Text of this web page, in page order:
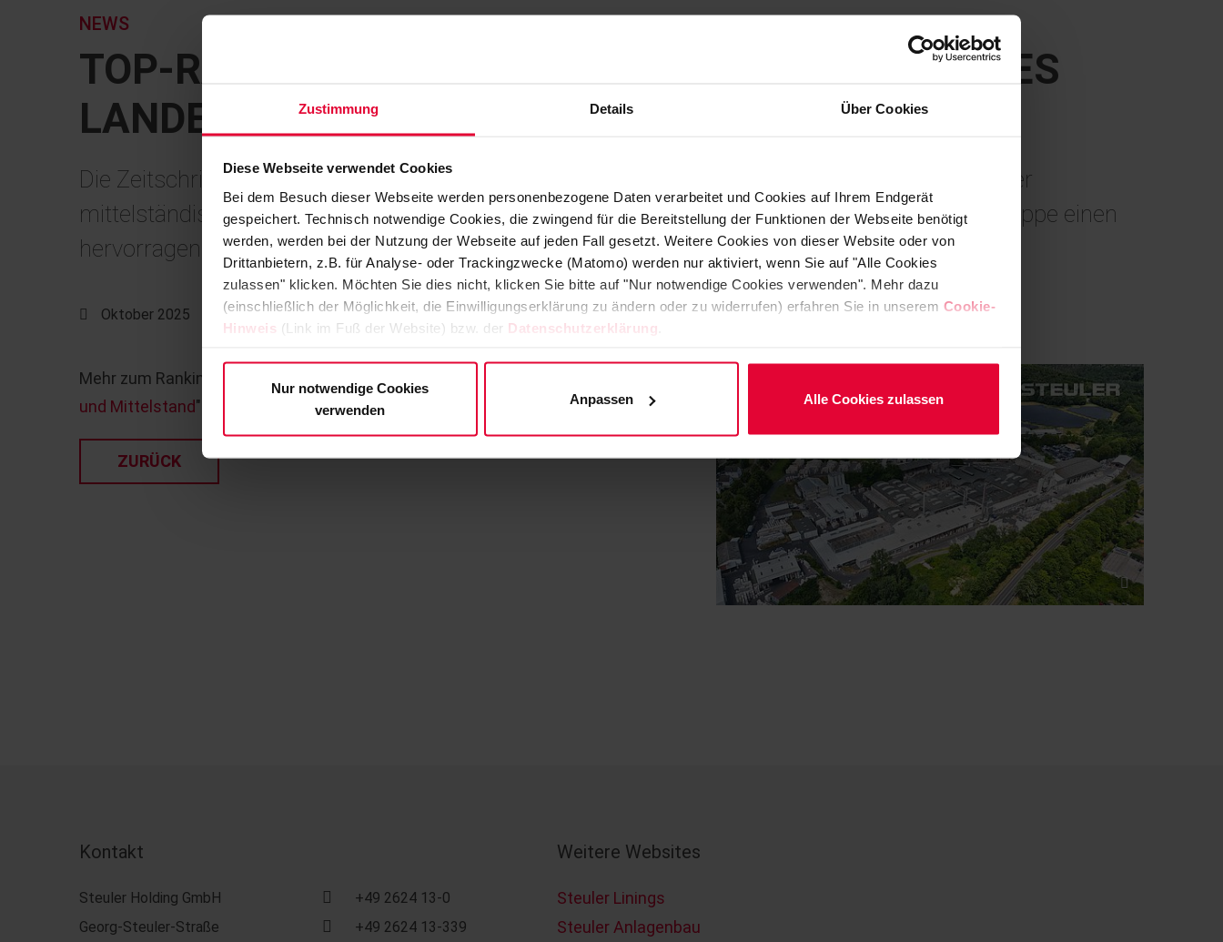
Zustimmung Details Über Cookies
Diese Webseite verwendet Cookies
Bei dem Besuch dieser Webseite werden personenbezogene Daten verarbeitet und Cookies auf Ihrem Endgerät
gespeichert. Technisch notwendige Cookies, die zwingend für die Bereitstellung der Funktionen der Webseite benötigt
werden, werden bei der Nutzung der Webseite auf jeden Fall gesetzt. Weitere Cookies von dieser Website oder von
Drittanbietern, z.B. für Analyse- oder Trackingzwecke (Matomo) werden nur aktiviert, wenn Sie auf "Alle Cookies
zulassen" klicken. Möchten Sie dies nicht, klicken Sie bitte auf "Nur notwendige Cookies verwenden". Mehr dazu
(einschließlich der Möglichkeit, die Einwilligungserklärung zu ändern oder zu widerrufen) erfahren Sie in unserem Cookie-
Hinweis (Link im Fuß der Website) bzw. der Datenschutzerklärung
Nur notwendige Cookies
verwenden
Anpassen Alle Cookies zulassen
TOP-RANKING UNTER DEN MITTELSTÄNDLERN DES
LANDES
NEWS
Die Zeitschrift "Markt und Mittelstand" listet in ihrer Ausgabe von September 2025 die Top 50 der
mittelständischen Unternehmen nach Bundesländern. In Rheinland-Pfalz belegt die Steuler-Gruppe einen
hervorragenden 7. Platz!
Oktober 2025
Mehr zum Ranking und wie der Index berechnet wird, lesen Sie im Beitrag der "
und Mittelstand" aus September 2025.
ZURÜCK
Kontakt
Steuler Holding GmbH
Georg-Steuler-Straße
+49 2624 13-0
+49 2624 13-339
Weitere Websites
Steuler Linings
Steuler Anlagenbau